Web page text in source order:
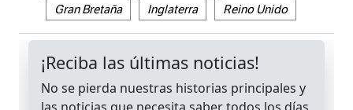
Gran Bretaña
Inglaterra Reino Unido